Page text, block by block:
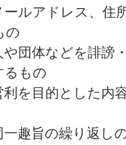
ールアドレス、住
の
や団体などを誹謗
るもの
利を目的とした内
一趣旨の繰り返し